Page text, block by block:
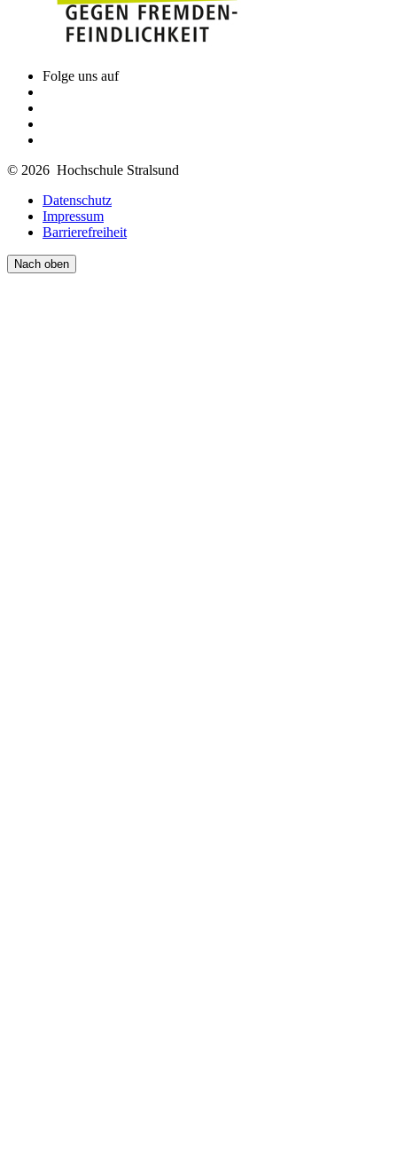
Folge uns auf
© 2026 Hochschule Stralsund
Datenschutz
Impressum
Barrierefreiheit
Nach oben